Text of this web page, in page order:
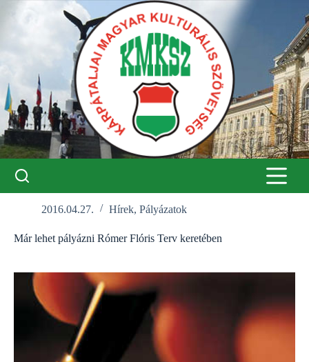
2016.04.27. Hírek, Pályázatok
Már lehet pályázni Rómer Flóris Terv keretében